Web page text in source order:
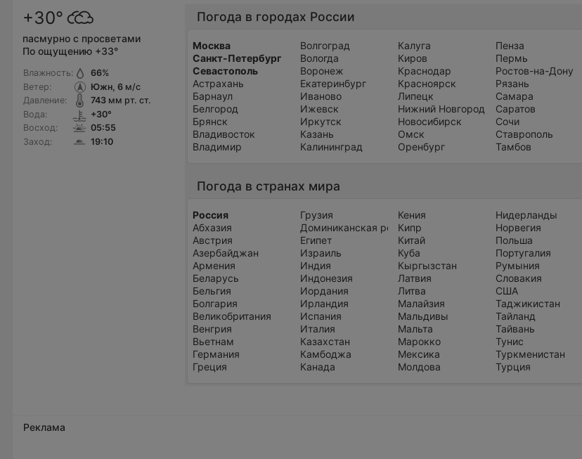
+30°
пасмурно с просветами
По ощущению +33°
Влажность:
Ветер:
Давление:
Вода:
Восход:
Заход:
66%
Южн, 6м/с
743мм рт. ст.
+30°
05:55
19:10
Погода в городах России
Москва
Санкт-Петербург
Севастополь
Астрахань
Барнаул
Белгород
Брянск
Владивосток
Владимир
Волгоград
Вологда
Воронеж
Екатеринбург
Иваново
Ижевск
Иркутск
Казань
Калининград
Калуга
Киров
Краснодар
Красноярск
Липецк
Нижний Новгород
Новосибирск
Омск
Оренбург
Пенза
Пермь
Ростов-на-Дону
Рязань
Самара
Саратов
Сочи
Ставрополь
Тамбов
Погода в странах мира
Россия
Абхазия
Австрия
Азербайджан
Армения
Беларусь
Бельгия
Болгария
Великобритания
Венгрия
Вьетнам
Германия
Греция
Грузия
Доминиканская республика
Египет
Израиль
Индия
Индонезия
Иордания
Ирландия
Испания
Италия
Казахстан
Камбоджа
Канада
Кения
Кипр
Китай
Куба
Кыргызстан
Латвия
Литва
Малайзия
Мальдивы
Мальта
Марокко
Мексика
Молдова
Нидерланды
Норвегия
Польша
Португалия
Румыния
Словакия
США
Таджикистан
Тайланд
Тайвань
Тунис
Туркменистан
Турция
Реклама